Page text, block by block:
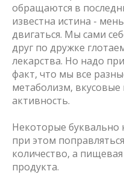
обращаются в
известна истина -
двигаться. Мы сами
друг по дружке
лекарства. Но надо
факт, что мы все
метаболизм,
активность.
Некоторые
при этом
количество, а
продукта.